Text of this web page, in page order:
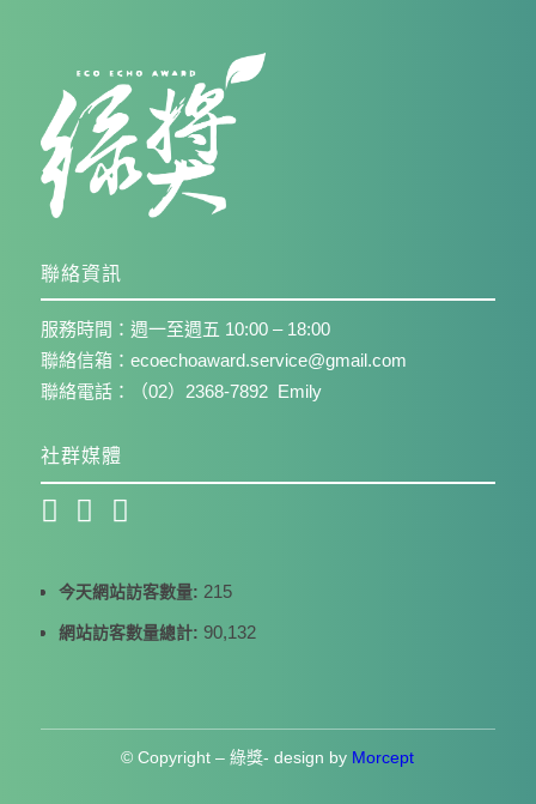
聯絡資訊
服務時間：週一至週五 10:00 – 18:00
聯絡信箱：ecoechoaward.service@gmail.com
聯絡電話：（02）2368-7892 Emily
社群媒體
今天網站訪客數量: 215
網站訪客數量總計: 90,132
© Copyright – 綠獎- design by Morcept